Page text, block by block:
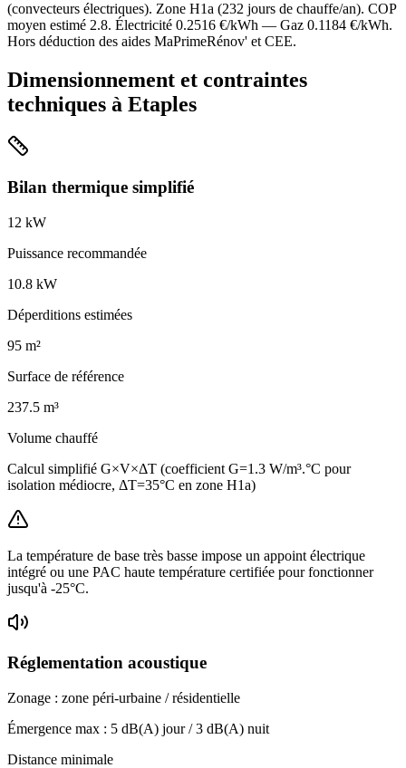
(convecteurs électriques). Zone H1a (232 jours de chauffe/an). COP
moyen estimé 2.8. Électricité 0.2516 €/kWh — Gaz 0.1184 €/kWh.
Hors déduction des aides MaPrimeRénov' et CEE.
Dimensionnement et contraintes
techniques à Etaples
Bilan thermique simplifié
12 kW
Puissance recommandée
10.8 kW
Déperditions estimées
95 m²
Surface de référence
237.5 m³
Volume chauffé
Calcul simplifié G×V×ΔT (coefficient G=1.3 W/m³.°C pour
isolation médiocre, ΔT=35°C en zone H1a)
La température de base très basse impose un appoint électrique
intégré ou une PAC haute température certifiée pour fonctionner
jusqu'à -25°C.
Réglementation acoustique
Zonage : zone péri-urbaine / résidentielle
Émergence max : 5 dB(A) jour /3 dB(A) nuit
Distance minimale